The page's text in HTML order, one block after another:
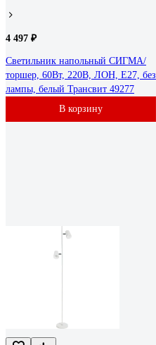
4 497 ₽
Светильник напольный СИГМА/
торшер, 60Вт, 220В, ЛОН, Е27, без
лампы, белый Трансвит 49277
В корзину